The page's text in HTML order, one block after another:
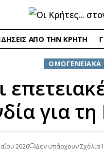
ΑΠΟ ΤΗΝ ΚΡΗΤΗ
ΟΜΟΓΕΝΕΙΑΚΑ
για
2026 Δεν υπάρχουν Σχόλια